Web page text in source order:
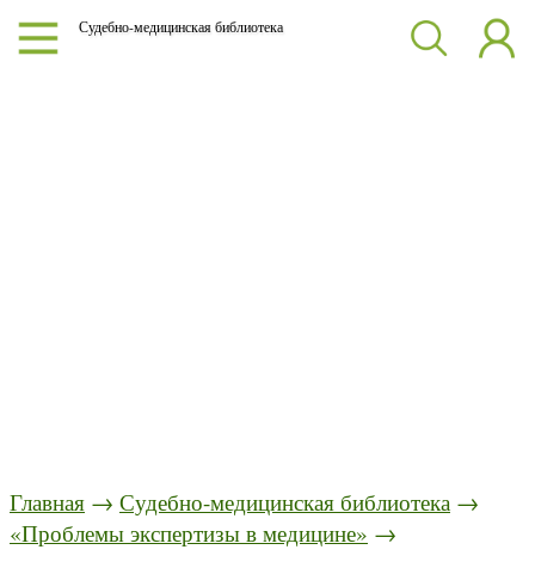
Судебно-медицинская библиотека
Главная → Судебно-медицинская библиотека →
«Проблемы экспертизы в медицине» →